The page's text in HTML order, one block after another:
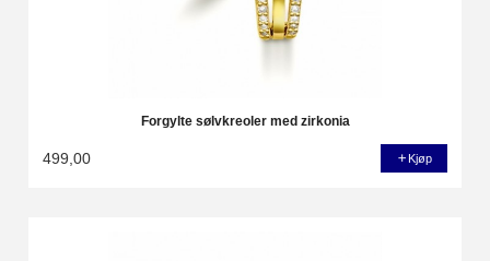
Forgylte sølvkreoler med zirkonia
499,00 Kjøp